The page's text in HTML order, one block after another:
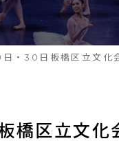
・30日板橋区立文化
橋区立文化